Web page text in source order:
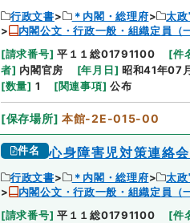
行政文書 ＊内閣・総理府 太
内閣公文・行政一般・組織定員（
[請求番号] 平１１総01791100 [件
者] 内閣官房 [年月日] 昭和41年07
[数量] 1 [関連事項] 公布
[保存場所] 本館-2E-015-00
件名 心身障害児対策連絡
行政文書 ＊内閣・総理府 太
内閣公文・行政一般・組織定員（
[請求番号] 平１１総01791100 [件